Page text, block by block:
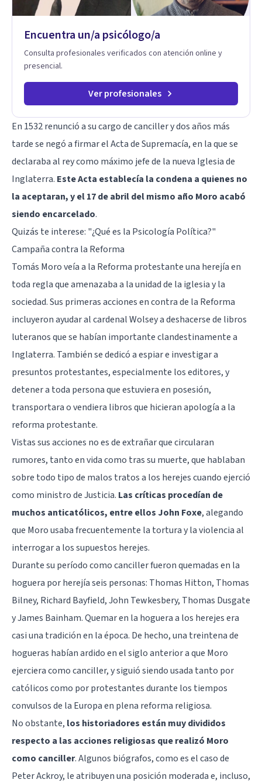
Encuentra un/a psicólogo/a
Consulta profesionales verificados con atención online y
presencial.
Ver profesionales
En 1532 renunció a su cargo de canciller y dos años más
tarde se negó a firmar el Acta de Supremacía, en la que se
declaraba al rey como máximo jefe de la nueva Iglesia de
Inglaterra. Este Acta establecía la condena a quienes no
la aceptaran, y el 17 de abril del mismo año Moro acabó
siendo encarcelado.
Quizás te interese: "¿Qué es la Psicología Política?"
Campaña contra la Reforma
Tomás Moro veía a la Reforma protestante una herejía en
toda regla que amenazaba a la unidad de la iglesia y la
sociedad. Sus primeras acciones en contra de la Reforma
incluyeron ayudar al cardenal Wolsey a deshacerse de libros
luteranos que se habían importante clandestinamente a
Inglaterra. También se dedicó a espiar e investigar a
presuntos protestantes, especialmente los editores, y
detener a toda persona que estuviera en posesión,
transportara o vendiera libros que hicieran apología a la
reforma protestante.
Vistas sus acciones no es de extrañar que circularan
rumores, tanto en vida como tras su muerte, que hablaban
sobre todo tipo de malos tratos a los herejes cuando ejerció
como ministro de Justicia. Las críticas procedían de
muchos anticatólicos, entre ellos John Foxe, alegando
que Moro usaba frecuentemente la tortura y la violencia al
interrogar a los supuestos herejes.
Durante su período como canciller fueron quemadas en la
hoguera por herejía seis personas: Thomas Hitton, Thomas
Bilney, Richard Bayfield, John Tewkesbery, Thomas Dusgate
y James Bainham. Quemar en la hoguera a los herejes era
casi una tradición en la época. De hecho, una treintena de
hogueras habían ardido en el siglo anterior a que Moro
ejerciera como canciller, y siguió siendo usada tanto por
católicos como por protestantes durante los tiempos
convulsos de la Europa en plena reforma religiosa.
No obstante, los historiadores están muy divididos
respecto a las acciones religiosas que realizó Moro
como canciller. Algunos biógrafos, como es el caso de
Peter Ackroy, le atribuyen una posición moderada e, incluso,